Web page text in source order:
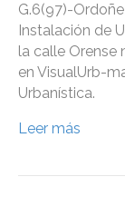
G.6(97)-
Instalación de
la calle Orense
en VisualUrb-
Urbanística.
Leer más